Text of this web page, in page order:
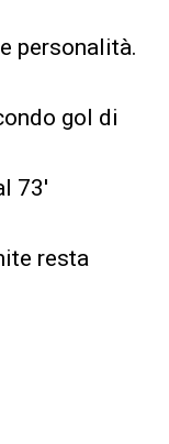
personalità.
gol di
73′
resta